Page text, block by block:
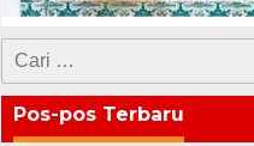
Cari
untuk:
Pos-pos Terbaru